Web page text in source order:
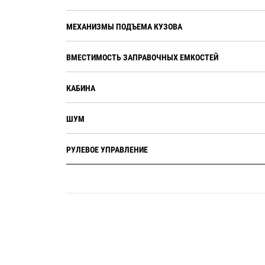
МЕХАНИЗМЫ ПОДЪЕМА КУЗОВА
ВМЕСТИМОСТЬ ЗАПРАВОЧНЫХ ЕМКОСТЕЙ
КАБИНА
ШУМ
РУЛЕВОЕ УПРАВЛЕНИЕ